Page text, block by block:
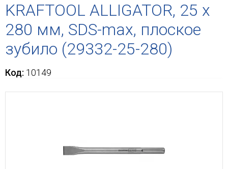
KRAFTOOL ALLIGATOR, 25 х
280 мм, SDS-max, плоское
зубило (29332-25-280)
Код: 10149